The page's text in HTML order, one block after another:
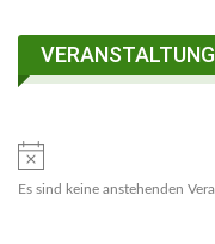
Es sind keine anstehenden